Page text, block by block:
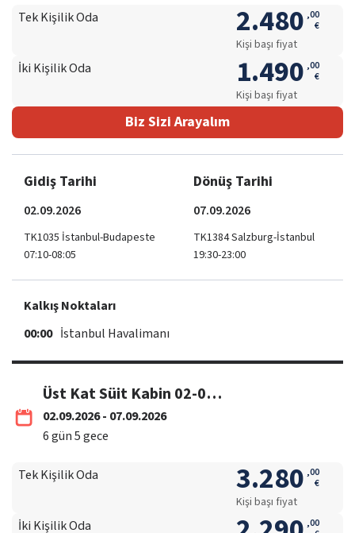
Tek Kişilik Oda 2.480 ,00
€
Kişi başı fiyat
İki Kişilik Oda 1.490 ,00
€
Kişi başı fiyat
Biz Sizi Arayalım
Gidiş Tarihi
02.09.2026
TK1035 İstanbul-Budapeste
07:10-08:05
Dönüş Tarihi
07.09.2026
TK1384 Salzburg-İstanbul
19:30-23:00
Kalkış Noktaları
00:00 İstanbul Havalimanı
Üst Kat Süit Kabin 02-07 Eylül / THY
02.09.2026 - 07.09.2026
6gün5gece
Tek Kişilik Oda 3.280 ,00
€
Kişi başı fiyat
İki Kişilik Oda ,00